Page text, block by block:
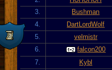
3.
Bushman
4.
DartLordWolf
5.
velmistr
6.
falcon200
7.
Kybl